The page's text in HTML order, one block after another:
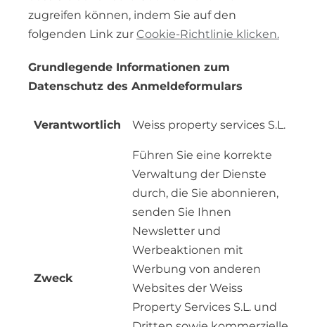
zugreifen können, indem Sie auf den
folgenden Link zur Cookie-Richtlinie klicken.
Grundlegende Informationen zum
Datenschutz des Anmeldeformulars
Verantwortlich Weiss property services S.L.
Zweck
Führen Sie eine korrekte
Verwaltung der Dienste
durch, die Sie abonnieren,
senden Sie Ihnen
Newsletter und
Werbeaktionen mit
Werbung von anderen
Websites der Weiss
Property Services S.L. und